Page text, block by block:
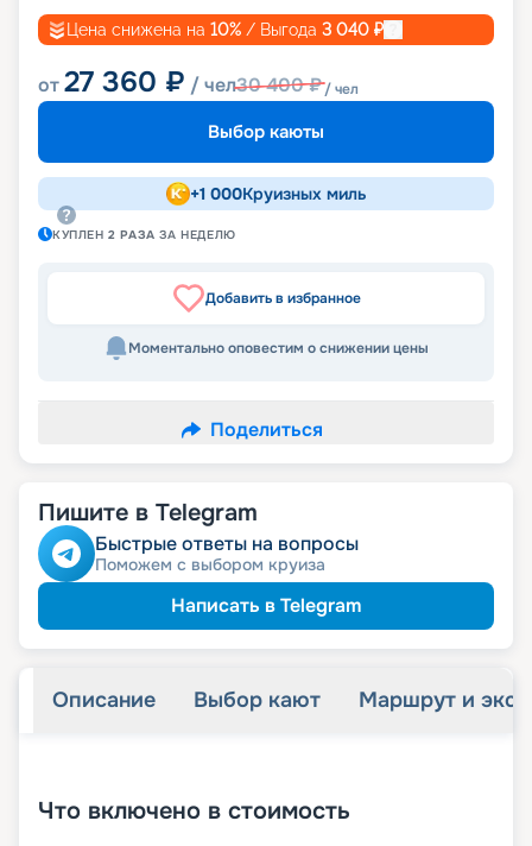
Цена снижена на 10% / Выгода 3 040 ₽
от27 360 ₽ / чел30 400₽/ чел
Выбор каюты
+1 000Круизных миль
КУПЛЕН2 РАЗА ЗА НЕДЕЛЮ
Добавить в избранное
Моментально оповестим о снижении цены
Поделиться
Пишите в Telegram
Быстрые ответы на вопросы
Поможем с выбором круиза
Написать в Telegram
Описание Выбор кают Маршрут и
Что включено в стоимость